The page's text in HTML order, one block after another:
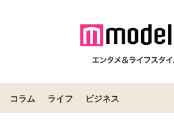
コラム ライフ ビジネス